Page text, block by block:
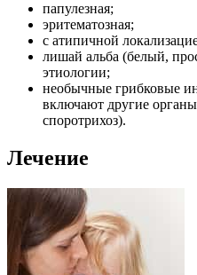
папулезная;
эритематозная;
с атипичной
лишай альба (белый,
этиологии;
необычные грибковые
включают другие
споротрихоз).
Лечение